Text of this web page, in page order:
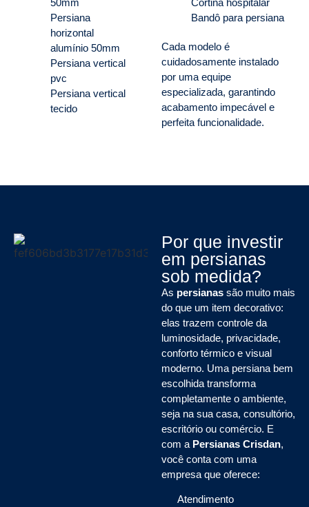
50mm
Persiana
horizontal
alumínio 50mm
Persiana vertical
pvc
Persiana vertical
tecido
Cortina hospitalar
Bandô para persiana
Cada modelo é
cuidadosamente instalado
por uma equipe
especializada, garantindo
acabamento impecável e
perfeita funcionalidade.
Por que investir
em persianas
sob medida?
As persianas são muito mais
do que um item decorativo:
elas trazem controle da
luminosidade, privacidade,
conforto térmico e visual
moderno. Uma persiana bem
escolhida transforma
completamente o ambiente,
seja na sua casa, consultório,
escritório ou comércio. E
com a Persianas Crisdan,
você conta com uma
empresa que oferece:
Atendimento